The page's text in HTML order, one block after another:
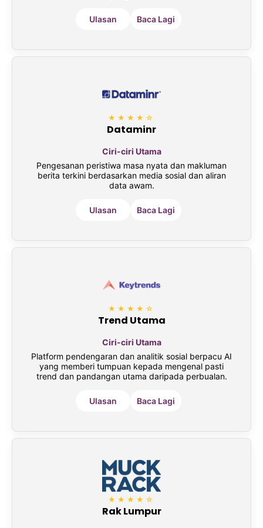
Ulasan Baca Lagi
★★★★☆
Dataminr
Ciri-ciri Utama
Pengesanan peristiwa masa nyata dan makluman
berita terkini berdasarkan media sosial dan aliran
data awam.
Ulasan Baca Lagi
★★★★☆
Trend Utama
Ciri-ciri Utama
Platform pendengaran dan analitik sosial berpacu AI
yang memberi tumpuan kepada mengenal pasti
trend dan pandangan utama daripada perbualan.
Ulasan Baca Lagi
★★★★☆
Rak Lumpur